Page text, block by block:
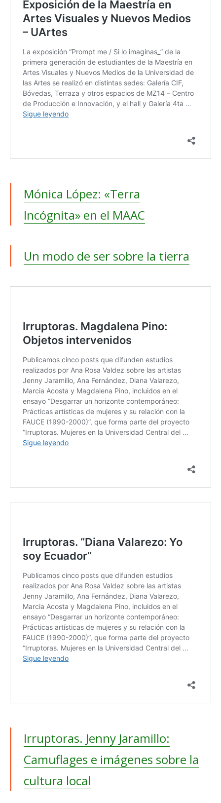
Mónica López: «Terra
Incógnita» en el MAAC
Un modo de ser sobre la tierra
Irruptoras. Jenny Jaramillo:
Camuflages e imágenes sobre la
cultura local